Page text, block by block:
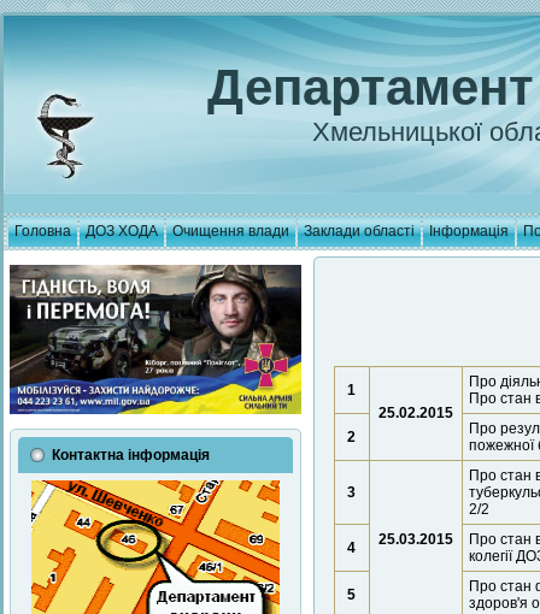
Хмельницької
Головна ДОЗ ХОДА Очищення влади Заклади області Інформація
Контактна інформація
1
25.02.2015
Про
Про стан
2
Про
пожежної
3
25.03.2015
Про стан
2/2
4
Про стан
колегії
5
Про стан
здоров'я